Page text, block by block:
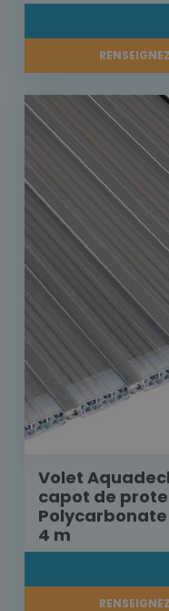
Volet
capot de
4 m